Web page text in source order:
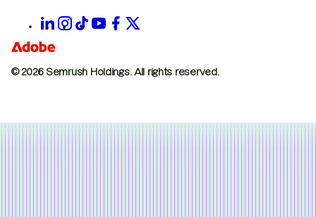
© 2026 Semrush Holdings. All rights reserved.